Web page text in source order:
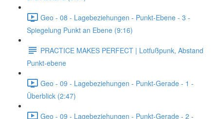
Geo - 08 - Lagebeziehungen - Punkt-Ebene - 3 -
Spiegelung Punkt an Ebene (9:16)
PRACTICE MAKES PERFECT | Lotfußpunk, Abstand
Punkt-ebene
Geo - 09 - Lagebeziehungen - Punkt-Gerade - 1 -
Überblick (2:47)
Geo - 09 - Lagebeziehungen - Punkt-Gerade - 2 -